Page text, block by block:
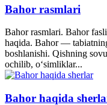
Bahor rasmlari
Bahor rasmlari. Bahor
haqida. Bahor —
boshlanishi. Qishning
ochilib, o‘simliklar...
Bahor haqida